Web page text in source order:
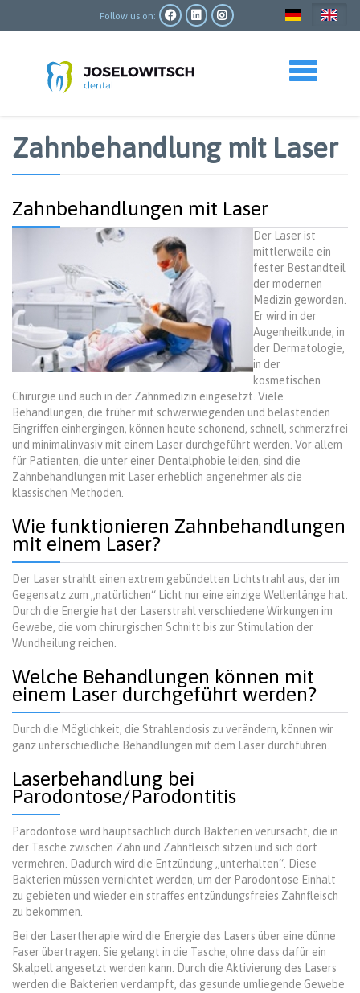
main
Follow us on:
Toggle navigation
Zahnbehandlung mit Laser
Zahnbehandlungen mit Laser
Der Laser ist
mittlerweile ein
fester Bestandteil
der modernen
Medizin geworden.
Er wird in der
Augenheilkunde, in
der Dermatologie,
in der
kosmetischen
Chirurgie und auch in der Zahnmedizin eingesetzt. Viele
Behandlungen, die früher mit schwerwiegenden und belastenden
Eingriffen einhergingen, können heute schonend, schnell, schmerzfrei
und minimalinvasiv mit einem Laser durchgeführt werden. Vor allem
für Patienten, die unter einer Dentalphobie leiden, sind die
Zahnbehandlungen mit Laser erheblich angenehmer als die
klassischen Methoden.
Wie funktionieren Zahnbehandlungen
mit einem Laser?
Der Laser strahlt einen extrem gebündelten Lichtstrahl aus, der im
Gegensatz zum „natürlichen“ Licht nur eine einzige Wellenlänge hat.
Durch die Energie hat der Laserstrahl verschiedene Wirkungen im
Gewebe, die vom chirurgischen Schnitt bis zur Stimulation der
Wundheilung reichen.
Welche Behandlungen können mit
einem Laser durchgeführt werden?
Durch die Möglichkeit, die Strahlendosis zu verändern, können wir
ganz unterschiedliche Behandlungen mit dem Laser durchführen.
Laserbehandlung bei
Parodontose/Parodontitis
Parodontose wird hauptsächlich durch Bakterien verursacht, die in
der Tasche zwischen Zahn und Zahnfleisch sitzen und sich dort
vermehren. Dadurch wird die Entzündung „unterhalten“. Diese
Bakterien müssen vernichtet werden, um der Parodontose Einhalt
zu gebieten und wieder ein straffes entzündungsfreies Zahnfleisch
zu bekommen.
Bei der Lasertherapie wird die Energie des Lasers über eine dünne
Faser übertragen. Sie gelangt in die Tasche, ohne dass dafür ein
Skalpell angesetzt werden kann. Durch die Aktivierung des Lasers
werden die Bakterien verdampft, das gesunde umliegende Gewebe